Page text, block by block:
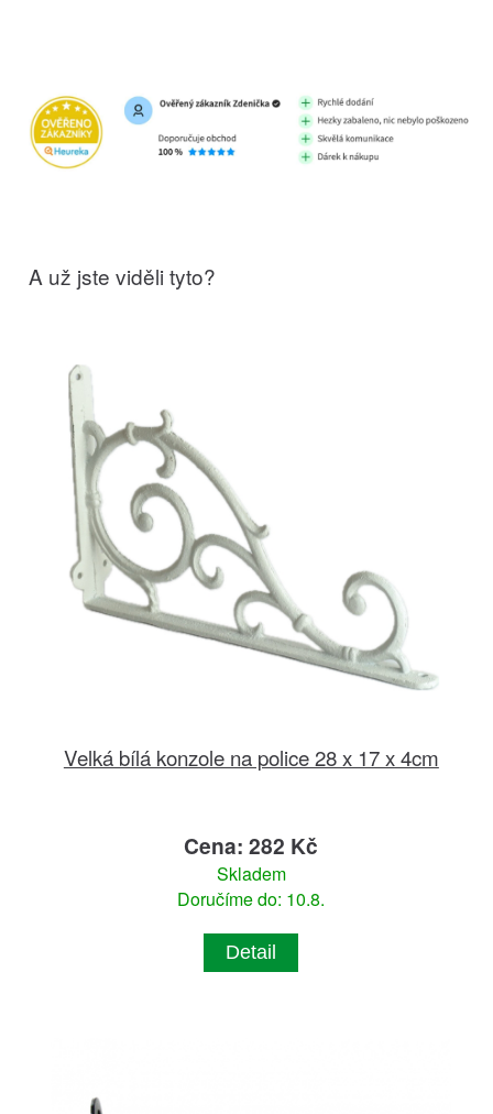
A už jste viděli tyto?
Velká bílá konzole na police 28 x 17 x 4cm
Cena: 282 Kč
Skladem
Doručíme do: 10.8.
Detail